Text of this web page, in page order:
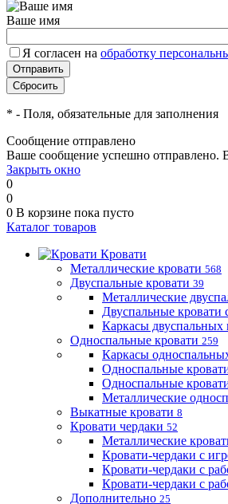
Ваше имя
Я согласен на обработку
* - Поля, обязательные для заполнения
Сообщение отправлено
Ваше сообщение успешно отправлено.
Закрыть окно
0
0
0 В корзине пока пусто
Каталог товаров
Кровати
Металлические кровати 568
Двуспальные кровати 39
Металлические
Двуспальные
Каркасы двуспальных
Односпальные кровати 259
Каркасы
Односпальные
Односпальные
Металлические
Выкатные кровати 8
Кровати чердаки 52
Металлические
Кровати-чердаки с
Кровати-чердаки с
Кровати-чердаки с
Дополнительно 25